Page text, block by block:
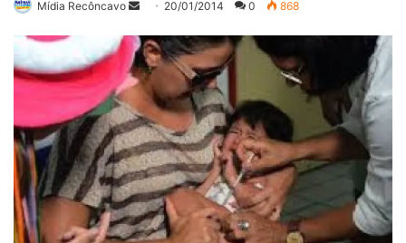
Mídia Recôncavo
Mande
e-
mail
20/01/2014 0 868